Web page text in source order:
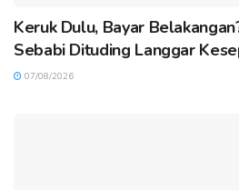
Keruk Dulu, Bayar
Sebabi Dituding Langgar
07/08/2026